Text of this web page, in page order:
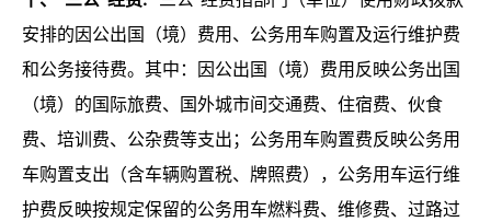
安排的因公出国（境）费用、公务用车购置及运行维护费
和公务接待费。其中：因公出国（境）费用反映公务出国
（境）的国际旅费、国外城市间交通费、住宿费、伙食
费、培训费、公杂费等支出；公务用车购置费反映公务用
车购置支出（含车辆购置税、牌照费），公务用车运行维
护费反映按规定保留的公务用车燃料费、维修费、过路过